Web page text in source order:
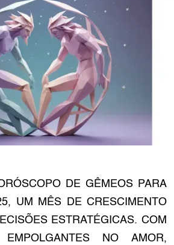
DE GÊMEOS PARA
UM MÊS DE CRESCIMENTO
ESTRATÉGICAS. COM
EMPOLGANTES NO AMOR,